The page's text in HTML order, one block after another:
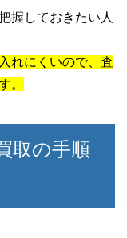
握しておきたい人
れにくいので、査
。
取の手順